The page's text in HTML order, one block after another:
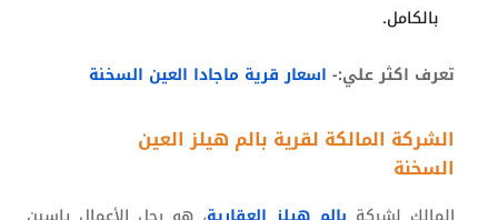
بالكامل.
تعرف اكثر علي:- اسعار قرية ماجادا العين السخنة
الشركة المالكة لقرية بالم هيلز العين
السخنة